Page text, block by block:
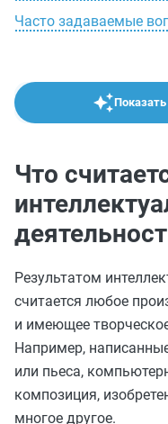
Часто задаваемые
Что
Результатом
считается любое
и имеющее
Например,
или пьеса,
композиция,
многое другое.